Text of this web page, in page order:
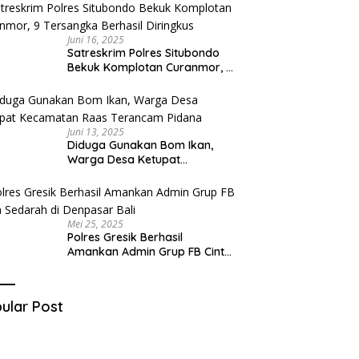
Juni 16, 2025
Satreskrim Polres Situbondo
Bekuk Komplotan Curanmor, 9
Juni 13, 2025
Diduga Gunakan Bom Ikan,
Warga Desa Ketupat
Pidana
Mei 25, 2025
Polres Gresik Berhasil
Amankan Admin Grup FB Cinta
Post